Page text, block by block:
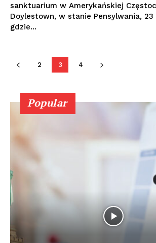
sanktuarium w Amerykańskiej
Doylestown, w stanie Pensylwania, 23
gdzie...
2 3 4
Popular